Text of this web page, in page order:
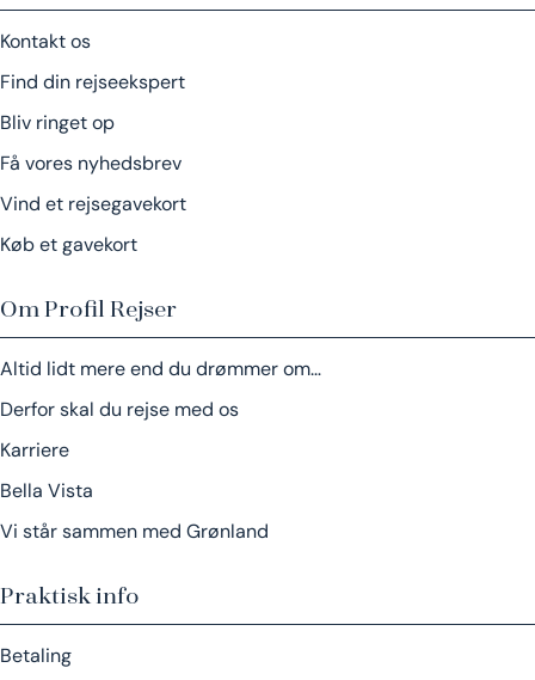
Kontakt os
Find din rejseekspert
Bliv ringet op
Få vores nyhedsbrev
Vind et rejsegavekort
Køb et gavekort
Om Profil Rejser
Altid lidt mere end du drømmer om…
Derfor skal du rejse med os
Karriere
Bella Vista
Vi står sammen med Grønland
Praktisk info
Betaling